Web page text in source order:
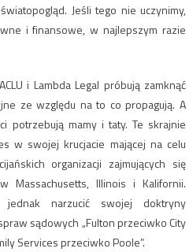
Jeśli tego nie uczynimy,
i finansowe, w najlepszym razie
i Lambda Legal próbują zamknąć
ze względu na to co propagują. A
potrzebują mamy i taty. Te skrajnie
w swojej krucjacie mającej na celu
organizacji zajmujących się
Massachusetts, Illinois i Kalifornii.
narzucić swojej doktryny
sądowych „Fulton przeciwko City
Services przeciwko Poole”.